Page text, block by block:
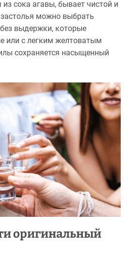
из сока агавы, бывает чистой и
можно выбрать
выдержки, которые
или с легким желтоватым
сохраняется насыщенный
оригинальный